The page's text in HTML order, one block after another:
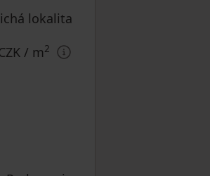
lokalita
/ m2